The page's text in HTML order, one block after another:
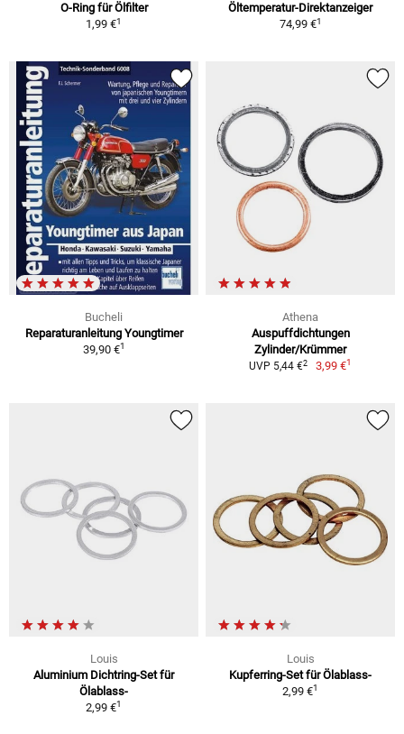
O-Ring für Ölfilter
1,99 €1
Öltemperatur-Direktanzeiger
74,99 €1
Bucheli
Reparaturanleitung Youngtimer
39,90 €1
Athena
Auspuffdichtungen
Zylinder/Krümmer
UVP 5,44 €2 3,99 €1
Louis
Aluminium Dichtring-Set für
Ölablass-
2,99 €1
Louis
Kupferring-Set für Ölablass-
2,99 €1